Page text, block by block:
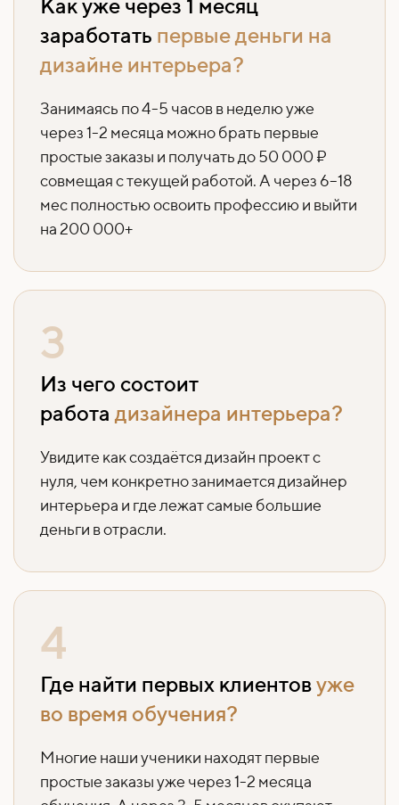
Как уже через 1 месяц
заработать первые деньги на
дизайне интерьера?
Занимаясь по 4-5 часов в неделю уже
через 1-2 месяца можно брать первые
простые заказы и получать до 50 000 ₽
совмещая с текущей работой. А через 6–18
мес полностью освоить профессию и выйти
на 200 000+
3
Из чего состоит
работа дизайнера интерьера?
Увидите как создаётся дизайн проект с
нуля, чем конкретно занимается дизайнер
интерьера и где лежат самые большие
деньги в отрасли.
4
Где найти первых клиентовуже
во время обучения?
Многие наши ученики находят первые
простые заказы уже через 1-2 месяца